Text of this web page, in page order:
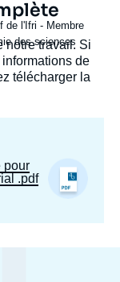
de l'Ifri - Membre
des sciences
notre travail. Si
de
télécharger la
pour
.pdf